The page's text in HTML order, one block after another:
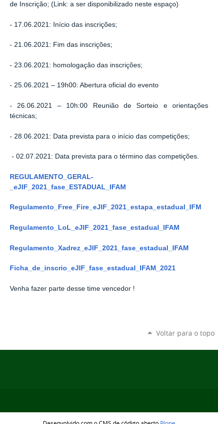
de Inscrição; (Link: a ser disponibilizado neste espaço)
- 17.06.2021: Início das inscrições;
- 21.06.2021: Fim das inscrições;
- 23.06.2021: homologação das inscrições;
- 25.06.2021 – 19h00: Abertura oficial do evento
- 26.06.2021 – 10h:00 Reunião de Sorteio e orientações
técnicas;
- 28.06.2021: Data prevista para o início das competições;
- 02.07.2021: Data prevista para o término das competições.
REGULAMENTO_GERAL-
_eJIF_2021_fase_ESTADUAL_IFAM
Regulamento_Free_Fire_eJIF_2021_estapa_estadual_IFM
Regulamento_LoL_eJIF_2021_fase_estadual_IFAM
Regulamento_Xadrez_eJIF_2021_fase_estadual_IFAM
Ficha_de_inscrio_eJIF_fase_estadual_IFAM_2021
Venha fazer parte desse time vencedor !
Voltar para o topo